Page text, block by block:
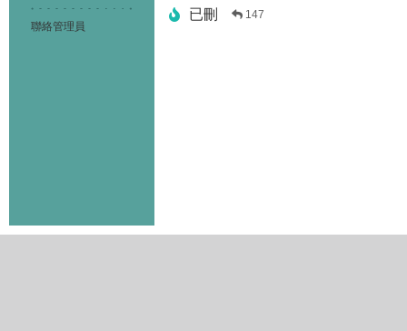
聯絡管理員
已刪 147